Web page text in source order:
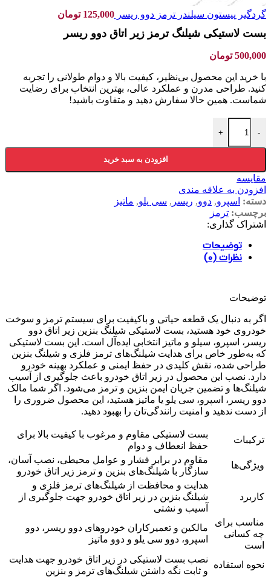
گردگیر پیستون سیلندر ترمز دوو ریسر 125,000 تومان
بست لاستیکی شیلنگ ترمز زیر اتاق دوو ریسر
500,000 تومان
با خرید این محصول بی‌نظیر، کیفیت بالا و دوام طولانی را تجربه
کنید. طراحی مدرن و عملکرد عالی، بهترین انتخاب برای رضایت
شماست. همین حالا سفارش دهید و متفاوت باشید!
-
+
افزودن به سبد خرید
مقایسه
افزودن به علاقه مندی
دسته: اسپرو, دوو, ریسر , سی یلو, ماتیز
برچسب: ترمز
اشتراک گذاری:
توضیحات
نظرات (0)
توضیحات
اگر به دنبال یک قطعه حیاتی و باکیفیت برای سیستم ترمز و سوخت
خودروی خود هستید، بست لاستیکی شیلنگ بنزین زیر اتاق دوو
ریسر، اسپرو، سیلو و ماتیز انتخابی ایده‌آل است. این بست لاستیکی
که به‌طور خاص برای هدایت شیلنگ‌های ترمز فلزی و شیلنگ بنزین
طراحی شده، نقش کلیدی در حفظ ایمنی و عملکرد بهینه خودرو
دارد. نصب این محصول در زیر اتاق خودرو باعث جلوگیری از آسیب
شیلنگ‌ها و تضمین جریان ایمن بنزین و ترمز می‌شود. اگر شما مالک
دوو ریسر، اسپرو، سی یلو یا ماتیز هستید، این محصول ضروری را
از دست ندهید و امنیت رانندگی‌تان را بهبود دهید.
ترکیبات
بست لاستیکی مقاوم و مرغوب با کیفیت بالا برای
حفظ انعطاف و دوام
ویژگی‌ها
مقاوم در برابر فشار و عوامل محیطی، نصب آسان،
سازگار با شیلنگ‌های بنزین و ترمز زیر اتاق خودرو
کاربرد
هدایت و محافظت از شیلنگ‌های ترمز فلزی و
شیلنگ بنزین در زیر اتاق خودرو جهت جلوگیری از
آسیب و نشتی
مناسب برای
چه کسانی
است
مالکین و تعمیرکاران خودروهای دوو ریسر، دوو
اسپرو، دوو سی یلو و دوو ماتیز
نحوه استفاده
نصب بست لاستیکی در زیر اتاق خودرو جهت هدایت
و ثابت نگه داشتن شیلنگ‌های ترمز و بنزین